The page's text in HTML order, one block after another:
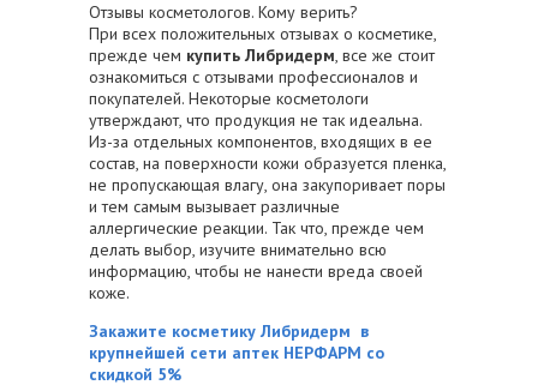
Отзывы косметологов. Кому верить?
При всех положительных отзывах о косметике,
прежде чем купить Либридерм, все же стоит
ознакомиться с отзывами профессионалов и
покупателей. Некоторые косметологи
утверждают, что продукция не так идеальна.
Из-за отдельных компонентов, входящих в ее
состав, на поверхности кожи образуется пленка,
не пропускающая влагу, она закупоривает поры
и тем самым вызывает различные
аллергические реакции. Так что, прежде чем
делать выбор, изучите внимательно всю
информацию, чтобы не нанести вреда своей
коже.
Закажите косметику Либридерм в
крупнейшей сети аптек НЕРФАРМ со
скидкой 5%